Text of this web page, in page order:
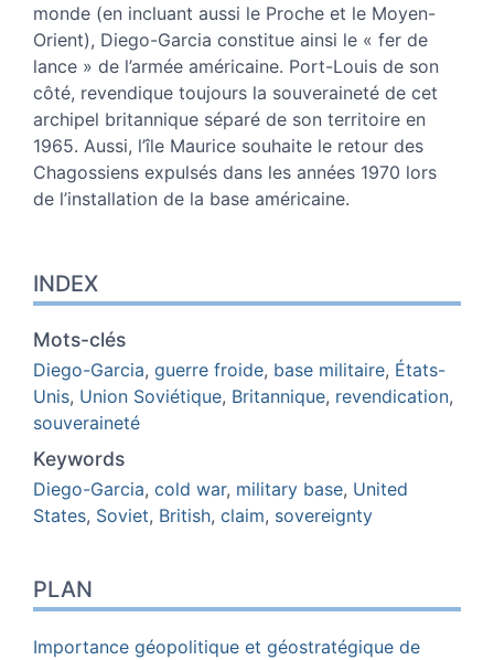
monde (en incluant aussi le Proche et le Moyen-
Orient), Diego-Garcia constitue ainsi le « fer de
lance » de l’armée américaine. Port-Louis de son
côté, revendique toujours la souveraineté de cet
archipel britannique séparé de son territoire en
1965. Aussi, l’île Maurice souhaite le retour des
Chagossiens expulsés dans les années 1970 lors
de l’installation de la base américaine.
INDEX
Mots-clés
Diego-Garcia, guerre froide, base militaire, États-
Unis, Union Soviétique, Britannique, revendication,
souveraineté
Keywords
Diego-Garcia, cold war, military base, United
States, Soviet, British, claim, sovereignty
PLAN
Importance géopolitique et géostratégique de